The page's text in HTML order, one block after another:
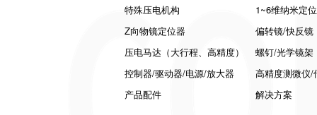
特殊压电机构
1~6维纳米定
Z向物镜定位器
偏转镜/快反镜
压电马达（大行程、高精度）
螺钉/光学镜架
控制器/驱动器/电源/放大器
高精度测微仪/
产品配件
解决方案